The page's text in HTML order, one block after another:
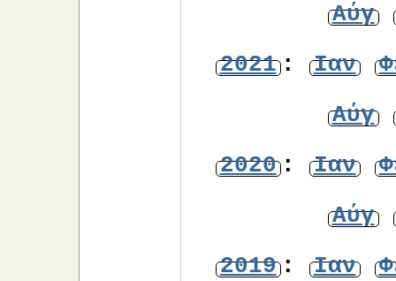
Αύγ
2021: Ιαν
Αύγ
2020: Ιαν
Αύγ
2019: Ιαν